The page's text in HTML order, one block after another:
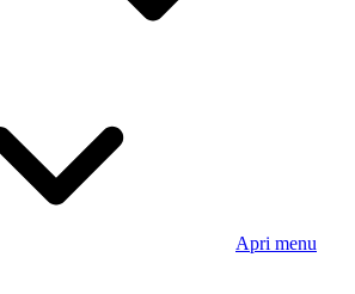
Apri menu